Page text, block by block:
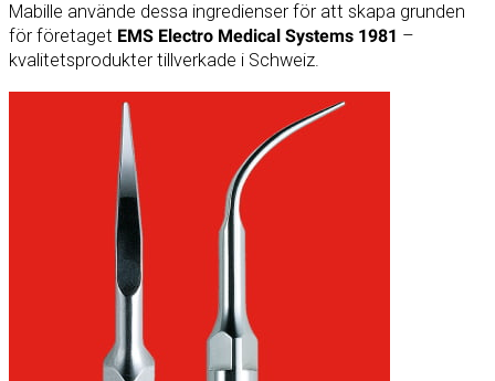
Mabille använde dessa ingredienser för att skapa grunden
för företaget EMS Electro Medical Systems 1981 –
kvalitetsprodukter tillverkade i Schweiz.